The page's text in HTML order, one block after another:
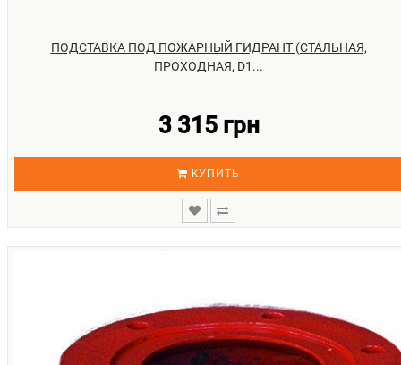
пожарного оборудования. Их необходимость оценивается
также, как и наличие пожарных рукавов либо
учитывается свободный доступ к гидранту при
КАК ПРОИЗВОДИТСЯ МОНТАЖ
Невзирая на число разветвлений либо их отсутствие, у
тяжелее. Сам по себе фланец – это прочнейший обод,
приваривается к изделию. А это гарантия надежного
двух фланцев.
ПОДСТАВКА ПОД ПОЖАРНЫЙ ГИДРАНТ (СТАЛЬНАЯ,
ПРОХОДНАЯ, D1...
3 315 грн
КУПИТЬ